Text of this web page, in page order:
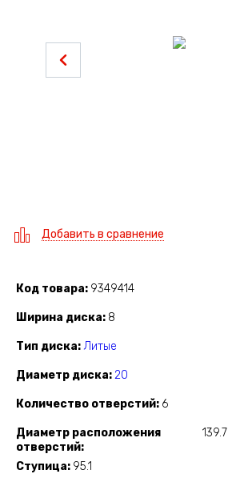
Добавить в сравнение
Код товара 9349414
Ширина диска 8
Тип диска Литые
Диаметр диска 20
Количество отверстий 6
Диаметр расположения
отверстий
139.7
Ступица 95.1